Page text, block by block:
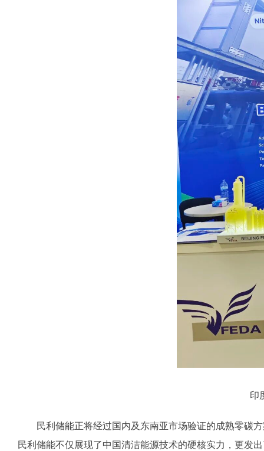
印
民利储能正将经过国内及东南亚市场验证的成熟零碳方
民利储能不仅展现了中国清洁能源技术的硬核实力，更发